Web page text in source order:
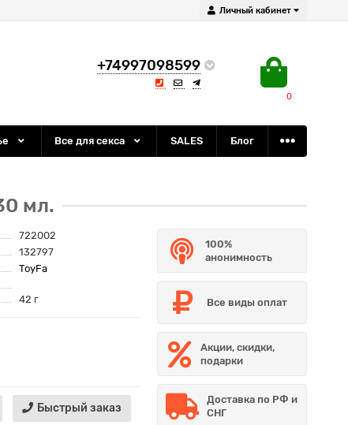
Личный кабинет
+74997098599
0
Все для секса SALES Блог
мл.
722002
132797
ToyFa
42 г
Быстрый заказ
100%
анонимность
Все виды оплат
Акции, скидки,
подарки
Доставка по РФ и
СНГ